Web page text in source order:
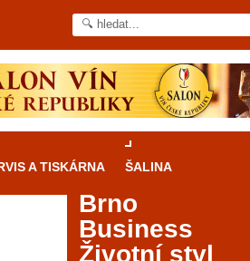
A TISKÁRNA ŠALINA
Od
Brno
Business
Životní styl